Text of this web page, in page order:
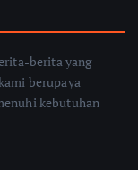
berita yang
berupaya
kebutuhan